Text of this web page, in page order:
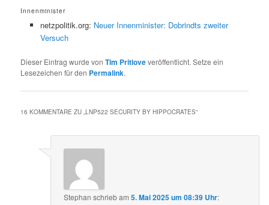
Innenminister
netzpolitik.org: Neuer Innenminister: Dobrindts zweiter
Versuch
Dieser Eintrag wurde vonTim Pritloveveröffentlicht. Setze ein
Lesezeichen für den Permalink.
16 KOMMENTARE ZU „LNP522 SECURITY BY HIPPOCRATES“
Stephan schriebam5. Mai 2025 um 08:39 Uhr: